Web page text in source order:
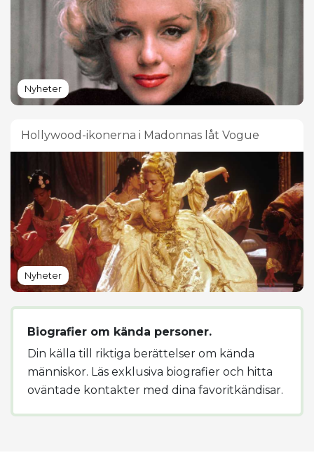
Nyheter
Hollywood-ikonerna i Madonnas låt Vogue
Nyheter
Biografier om kända personer.
Din källa till riktiga berättelser om kända
människor. Läs exklusiva biografier och hitta
oväntade kontakter med dina favoritkändisar.